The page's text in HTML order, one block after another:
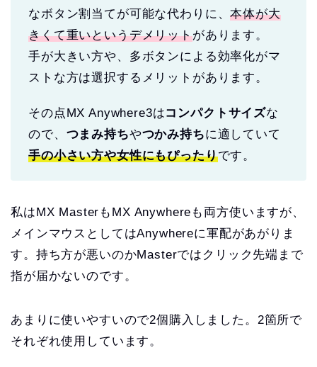
なボタン割当てが可能な代わりに、本体が大
きくて重いというデメリットがあります。
手が大きい方や、多ボタンによる効率化がマ
ストな方は選択するメリットがあります。
その点MX Anywhere3はコンパクトサイズな
ので、 つまみ持ちやつかみ持ちに適していて
手の小さい方や女性にもぴったりです。
私はMX MasterもMX Anywhereも両方使いますが、
メインマウスとしてはAnywhereに軍配があがりま
す。持ち方が悪いのかMasterではクリック先端まで
指が届かないのです。
あまりに使いやすいので2個購入しました。2箇所で
それぞれ使用しています。